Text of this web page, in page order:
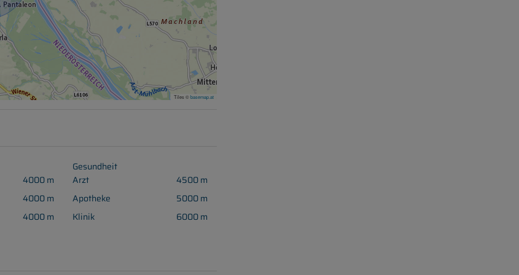
Tiles ©basemap.at
4000 m
4000 m
4000 m
Gesundheit
Arzt
4500 m
Apotheke
5000 m
Klinik
6000 m